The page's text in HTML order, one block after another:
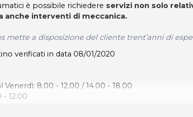
è possibile richiedere servizi non solo
anche interventi di meccanica.
mette a disposizione del cliente trent’anni di
verificati in data 08/01/2020
Venerdì: 8.00 - 12.00 / 14.00 - 18.00
- 12.00